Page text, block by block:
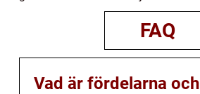
FAQ
Vad är fördelarna och